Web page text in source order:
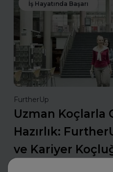
İş Hayatında Başarı
FurtherUp
Uzman Koçlarla
Hazırlık:
ve Kariyer